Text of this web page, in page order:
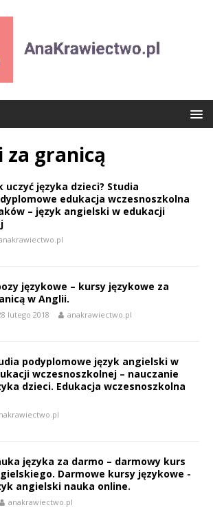
za granicą
uczyć języka dzieci? Studia
edukacja wczesnoszkolna
– język angielski w edukacji
językowe – kursy językowe za
w Anglii.
lutego 2018 anakrawiectwo.pl
podyplomowe język angielski w
wczesnoszkolnej – nauczanie
dzieci. Edukacja wczesnoszkolna
języka za darmo – darmowy kurs
Darmowe kursy językowe -
angielski nauka online.
anakrawiectwo.pl